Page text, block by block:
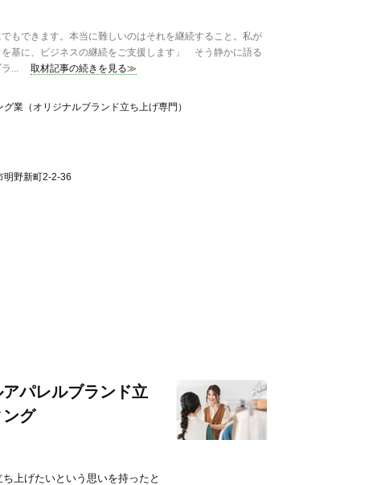
もできます。本当に難しいのはそれを継続すること。私が
基に、ビジネスの継続をご支援します」 そう静かに語る
...
取材記事の続きを見る≫
グ業（オリジナルブランド立ち上げ専門）
明野新町2-2-36
パレルブランド立
グ
上げたいという思いを持ったと